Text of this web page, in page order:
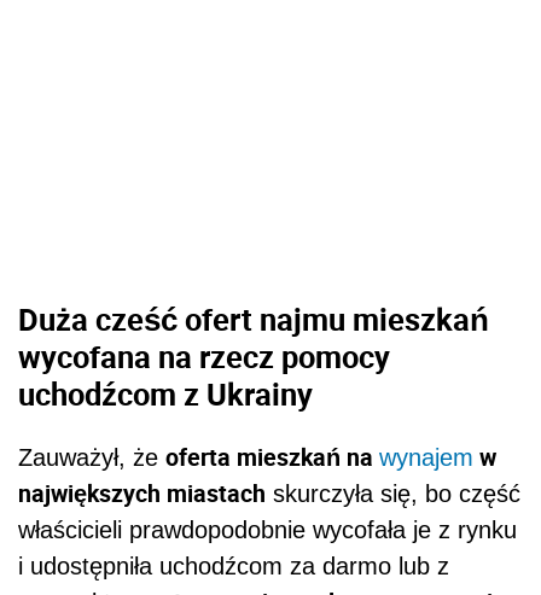
Duża cześć ofert najmu mieszkań
wycofana na rzecz pomocy
uchodźcom z Ukrainy
Zauważył, że oferta mieszkań na wynajem w
największych miastach skurczyła się, bo część
właścicieli prawdopodobnie wycofała je z rynku
i udostępniła uchodźcom za darmo lub z